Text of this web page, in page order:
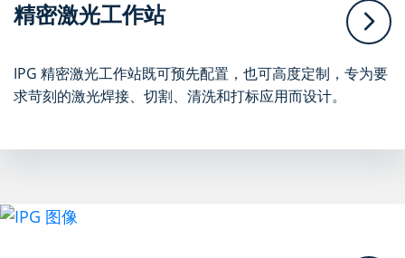
精密激光工作站
IPG 精密激光工作站既可预先配置，也可高度定制，专为要
求苛刻的激光焊接、切割、清洗和打标应用而设计。